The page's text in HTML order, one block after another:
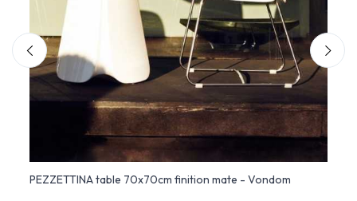
PEZZETTINA table 70x70cm finition mate - Vondom